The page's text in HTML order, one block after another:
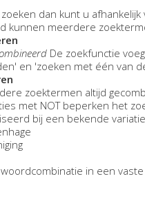
dan kunt u
kunnen meerdere
De zoekfunctie
en 'zoeken met één van
zoektermen altijd
met NOT beperken het
bij een bekende
in een